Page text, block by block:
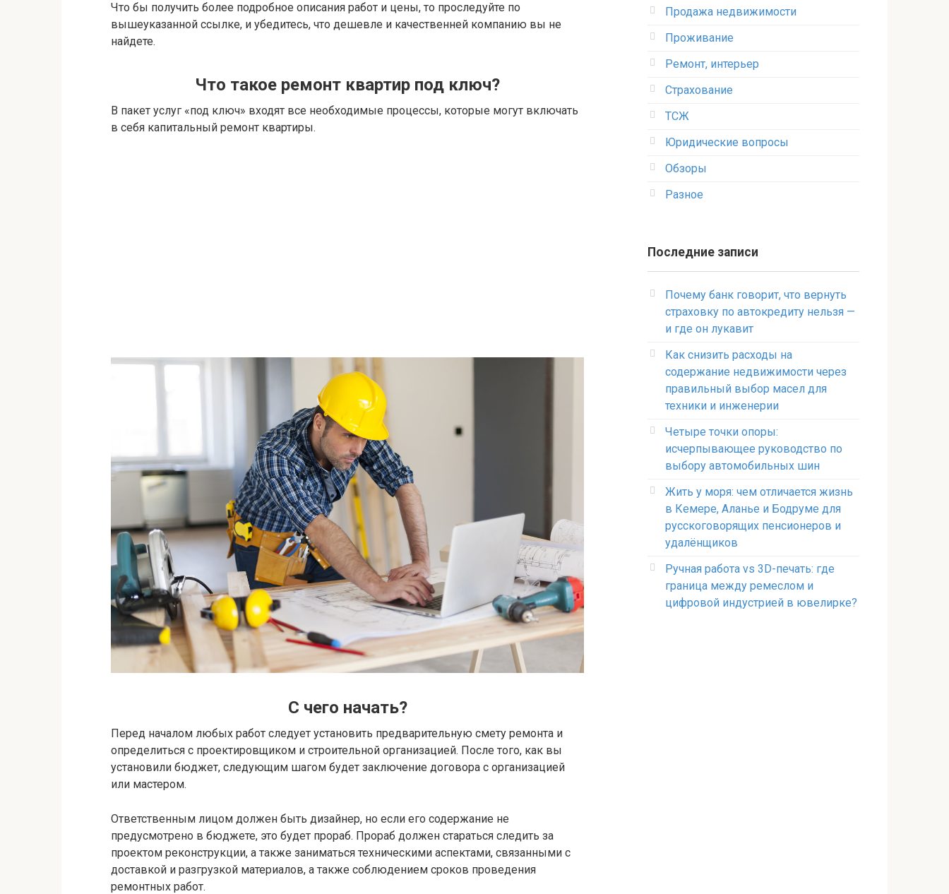
Что бы получить более подробное описания работ и цены, то проследуйте по
вышеуказанной ссылке, и убедитесь, что дешевле и качественней компанию вы не
найдете.
Что такое ремонт квартир под ключ?
В пакет услуг «под ключ» входят все необходимые процессы, которые могут включать
в себя капитальный ремонт квартиры.
С чего начать?
Перед началом любых работ следует установить предварительную смету ремонта и
определиться с проектировщиком и строительной организацией. После того, как вы
установили бюджет, следующим шагом будет заключение договора с организацией
или мастером.
Ответственным лицом должен быть дизайнер, но если его содержание не
предусмотрено в бюджете, это будет прораб. Прораб должен стараться следить за
проектом реконструкции, а также заниматься техническими аспектами, связанными с
доставкой и разгрузкой материалов, а также соблюдением сроков проведения
ремонтных работ.
Продажа недвижимости
Проживание
Ремонт, интерьер
Страхование
ТСЖ
Юридические вопросы
Обзоры
Разное
Последние записи
Почему банк говорит, что вернуть
страховку по автокредиту нельзя —
и где он лукавит
Как снизить расходы на
содержание недвижимости через
правильный выбор масел для
техники и инженерии
Четыре точки опоры:
исчерпывающее руководство по
выбору автомобильных шин
Жить у моря: чем отличается жизнь
в Кемере, Аланье и Бодруме для
русскоговорящих пенсионеров и
удалёнщиков
Ручная работа vs 3D-печать: где
граница между ремеслом и
цифровой индустрией в ювелирке?